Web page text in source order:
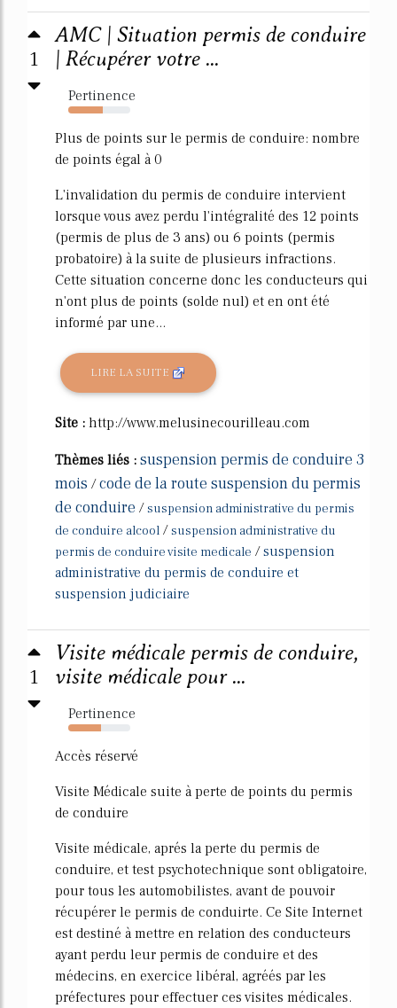
1
AMC | Situation permis de conduire
| Récupérer votre ...
Pertinence
55%
Plus de points sur le permis de conduire: nombre
de points égal à 0
L'invalidation du permis de conduire intervient
lorsque vous avez perdu l'intégralité des 12 points
(permis de plus de 3 ans) ou 6 points (permis
probatoire) à la suite de plusieurs infractions.
Cette situation concerne donc les conducteurs qui
n'ont plus de points (solde nul) et en ont été
informé par une...
LIRE LA SUITE
Site : http://www.melusinecourilleau.com
Thèmes liés : suspension permis de conduire 3
mois /code de la route suspension du permis
de conduire /suspension administrative du permis
de conduire alcool /suspension administrative du
permis de conduire visite medicale /suspension
administrative du permis de conduire et
suspension judiciaire
1
Visite médicale permis de conduire,
visite médicale pour ...
Pertinence
53%
Accès réservé
Visite Médicale suite à perte de points du permis
de conduire
Visite médicale, aprés la perte du permis de
conduire, et test psychotechnique sont obligatoire,
pour tous les automobilistes, avant de pouvoir
récupérer le permis de conduirte. Ce Site Internet
est destiné à mettre en relation des conducteurs
ayant perdu leur permis de conduire et des
médecins, en exercice libéral, agréés par les
préfectures pour effectuer ces visites médicales.